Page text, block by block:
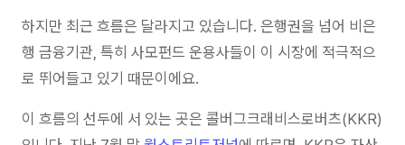
하지만 최근 흐름은 달라지고 있습니다. 은행권을 넘어 비은
행 금융기관, 특히 사모펀드 운용사들이 이 시장에 적극적으
로 뛰어들고 있기 때문이에요.
이 흐름의 선두에 서 있는 곳은 콜버그크래비스로버츠(KKR)